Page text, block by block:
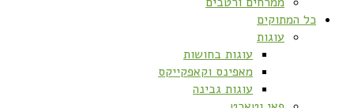
כל המתוקים
עוגות
עוגות בחושות
מאפינס וקאפקייקס
עוגות גבינה